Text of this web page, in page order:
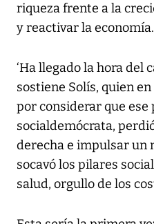
riqueza frente a la
y reactivar la economía.
‘Ha llegado la hora del
sostiene Solís, quien
por considerar que ese
socialdemócrata,
derecha e impulsar un
socavó los pilares
salud, orgullo de los